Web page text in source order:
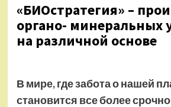
«БИОстратегия» –
органо- минеральных
на различной основе
В мире, где забота о нашей
становится все более